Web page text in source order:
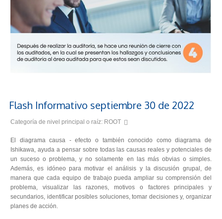
Flash Informativo septiembre 30 de 2022
Categoría de nivel principal o raíz: ROOT
El diagrama causa - efecto o también conocido como diagrama de
Ishikawa, ayuda a pensar sobre todas las causas reales y potenciales de
un suceso o problema, y no solamente en las más obvias o simples.
Además, es idóneo para motivar el análisis y la discusión grupal, de
manera que cada equipo de trabajo pueda ampliar su comprensión del
problema, visualizar las razones, motivos o factores principales y
secundarios, identificar posibles soluciones, tomar decisiones y, organizar
planes de acción.